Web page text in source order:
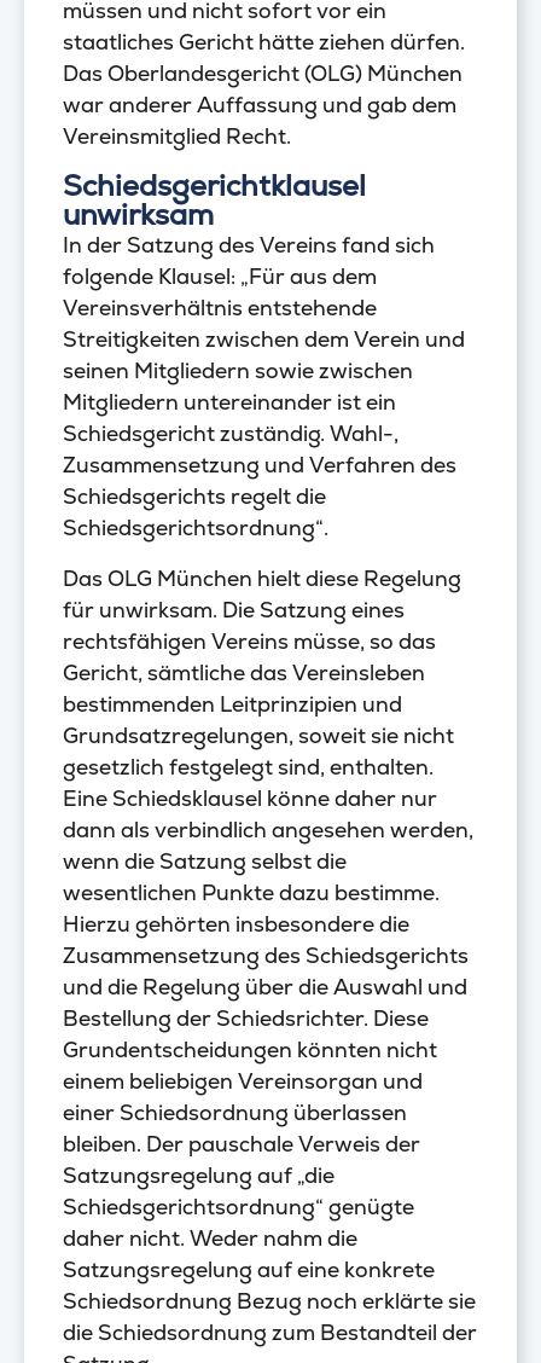
müssen und nicht sofort vor ein
staatliches Gericht hätte ziehen dürfen.
Das Oberlandesgericht (OLG) München
war anderer Auffassung und gab dem
Vereinsmitglied Recht.
Schiedsgerichtklausel
unwirksam
In der Satzung des Vereins fand sich
folgende Klausel: „Für aus dem
Vereinsverhältnis entstehende
Streitigkeiten zwischen dem Verein und
seinen Mitgliedern sowie zwischen
Mitgliedern untereinander ist ein
Schiedsgericht zuständig. Wahl-,
Zusammensetzung und Verfahren des
Schiedsgerichts regelt die
Schiedsgerichtsordnung“.
Das OLG München hielt diese Regelung
für unwirksam. Die Satzung eines
rechtsfähigen Vereins müsse, so das
Gericht, sämtliche das Vereinsleben
bestimmenden Leitprinzipien und
Grundsatzregelungen, soweit sie nicht
gesetzlich festgelegt sind, enthalten.
Eine Schiedsklausel könne daher nur
dann als verbindlich angesehen werden,
wenn die Satzung selbst die
wesentlichen Punkte dazu bestimme.
Hierzu gehörten insbesondere die
Zusammensetzung des Schiedsgerichts
und die Regelung über die Auswahl und
Bestellung der Schiedsrichter. Diese
Grundentscheidungen könnten nicht
einem beliebigen Vereinsorgan und
einer Schiedsordnung überlassen
bleiben. Der pauschale Verweis der
Satzungsregelung auf „die
Schiedsgerichtsordnung“ genügte
daher nicht. Weder nahm die
Satzungsregelung auf eine konkrete
Schiedsordnung Bezug noch erklärte sie
die Schiedsordnung zum Bestandteil der